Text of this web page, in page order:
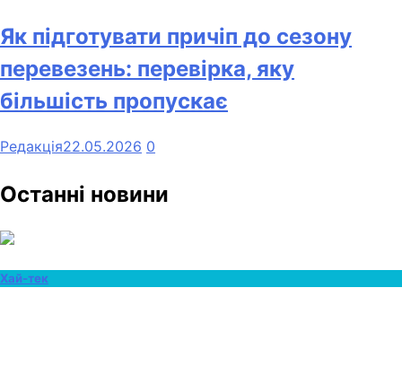
Як підготувати причіп до сезону
перевезень: перевірка, яку
більшість пропускає
Редакція22.05.2026 0
Останні новини
Хай-тек